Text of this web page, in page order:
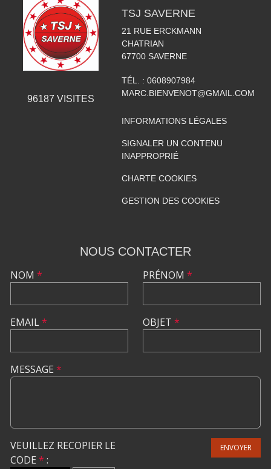
96187 VISITES
TSJ SAVERNE
21 RUE ERCKMANN
CHATRIAN
67700 SAVERNE
TÉL. : 0608907984
MARC.BIENVENOT@GMAIL.COM
INFORMATIONS LÉGALES
SIGNALER UN CONTENU
INAPPROPRIÉ
CHARTE COOKIES
GESTION DES COOKIES
NOUS CONTACTER
NOM *
EMAIL*
PRÉNOM *
OBJET *
MESSAGE *
VEUILLEZ RECOPIER LE
CODE * :
ENVOYER